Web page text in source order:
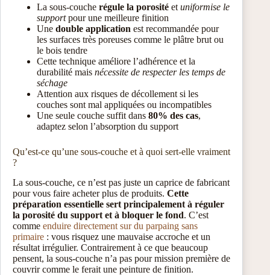
La sous-couche régule la porosité et uniformise le
supportpour une meilleure finition
Une double application est recommandée pour
les surfaces très poreuses comme le plâtre brut ou
le bois tendre
Cette technique améliore l’adhérence et la
durabilité mais nécessite de respecter les temps de
séchage
Attention aux risques de décollement si les
couches sont mal appliquées ou incompatibles
Une seule couche suffit dans 80% des cas,
adaptez selon l’absorption du support
Qu’est-ce qu’une sous-couche et à quoi sert-elle vraiment
?
La sous-couche, ce n’est pas juste un caprice de fabricant
pour vous faire acheter plus de produits. Cette
préparation essentielle sert principalement à réguler
la porosité du support et à bloquer le fond. C’est
comme enduire directement sur du parpaing sans
primaire : vous risquez une mauvaise accroche et un
résultat irrégulier. Contrairement à ce que beaucoup
pensent, la sous-couche n’a pas pour mission première de
couvrir comme le ferait une peinture de finition.